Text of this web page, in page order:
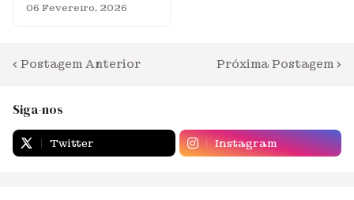
06 Fevereiro, 2026
Postagem Anterior Próxima Postagem
Siga-nos
Twitter Instagram